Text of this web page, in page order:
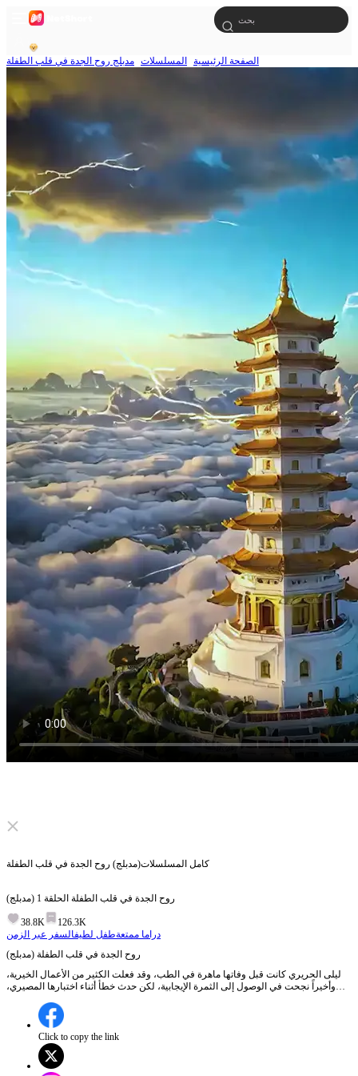
الصفحة الرئيسية المسلسلات مدبلج روح الجدة في قلب الطفلة
Click to unmute
كامل المسلسلات(مدبلج) روح الجدة في قلب الطفلة
(مدبلج) روح الجدة في قلب الطفلة الحلقة 1
38.8K
126.3K
دراما ممتعةطفل لطيفالسفر عبر الزمن
(مدبلج) روح الجدة في قلب الطفلة
ليلى الحريري كانت قبل وفاتها ماهرة في الطب، وقد فعلت الكثير من الأعمال الخيرية،
وأخيراً نجحت في الوصول إلى الثمرة الإيجابية، لكن حدث خطأ أثناء اختبارها المصيري،
ثمانين عاماً. اكتشفت أن ابنها بعد ثمانين عاماً كان مستلقياً في التابوت، بل إن عائلة
المنصور بأكملها على وشك مواجهة كارثة كبيرة... اعتمدت ليلى الحريري على قدراتها
لمساعدة أحفادها في حل الأزمة، ومع التعامل معها، اكتشف أفراد عائلة المنصور أن هذه
Click to copy the link